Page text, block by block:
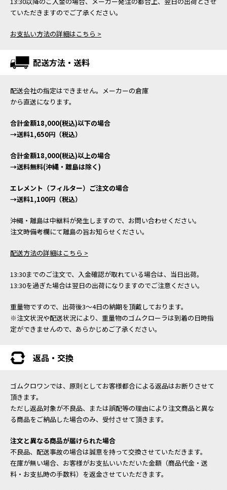
ていただきますのでご了承ください。
お支払い方法の詳細はこちら >
配送方法・送料
配送会社の指定はできません。メーカーの倉庫
から直送になります。
合計金額18,000(税込)以下の場合
→送料1,650円（税込）
合計金額18,000(税込)以上の場合
→送料無料(沖縄・離島は除く)
エレメント（フィルター）ご注文の場合
→送料1,100円（税込）
沖縄・離島は中継料が発生しますので、お問い合わせください。
注文時備考欄にて離島の旨お知らせください。
配送方法の詳細はこちら >
13:30までのご注文で、入金確認が取れている場合は、当日出荷。
13:30を過ぎた場合は翌日の出荷になりますのでご注意ください。
重量物ですので、出荷後3～4日の納期を頂戴しております。
※注文状況や配送状況により、重量物のゴムクローラは到着の日時指
定ができませんので、あらかじめご了承ください。
返品・交換
ゴムクロワンでは、原則としてお客様都合による返品はお断りさせて
頂きます。
ただし返品対象が不良品、または誤配等の理由により注文商品と異な
る商品をご納品した場合のみ、受付させて頂きます。
注文と異なる商品が届けられた場合
不良品、配送事故の場合は誠意を持って交換させていただきます。
在庫が無い場合、お客様がお支払いいただいた金額（商品代金・送
料・お支払時の手数料）を返金させていただきます。